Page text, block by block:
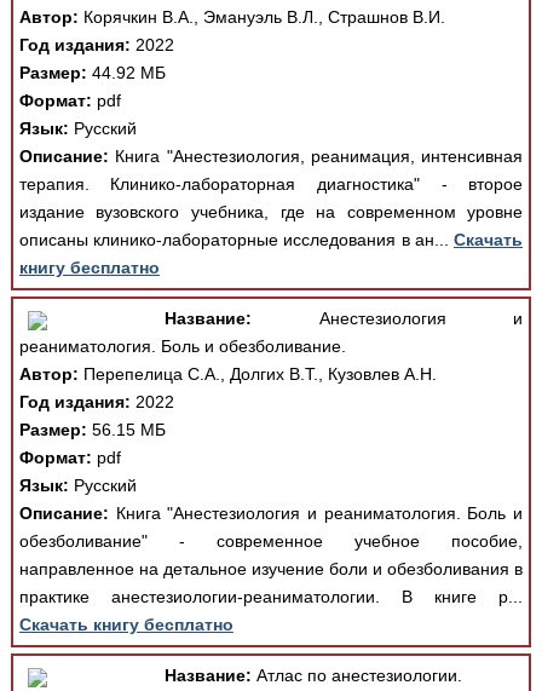
Автор: Корячкин В.А., Эмануэль В.Л., Страшнов В.И.
Год издания: 2022
Размер: 44.92 МБ
Формат: pdf
Язык: Русский
Описание: Книга "Анестезиология, реанимация, интенсивная
терапия. Клинико-лабораторная диагностика" - второе
издание вузовского учебника, где на современном уровне
описаны клинико-лабораторные исследования в ан...Скачать
книгу бесплатно
Название: Анестезиология и
реаниматология. Боль и обезболивание.
Автор: Перепелица С.А., Долгих В.Т., Кузовлев А.Н.
Год издания: 2022
Размер: 56.15 МБ
Формат: pdf
Язык: Русский
Описание: Книга "Анестезиология и реаниматология. Боль и
обезболивание" - современное учебное пособие,
направленное на детальное изучение боли и обезболивания в
практике анестезиологии-реаниматологии. В книге р...
Скачать книгу бесплатно
Название: Атлас по анестезиологии.